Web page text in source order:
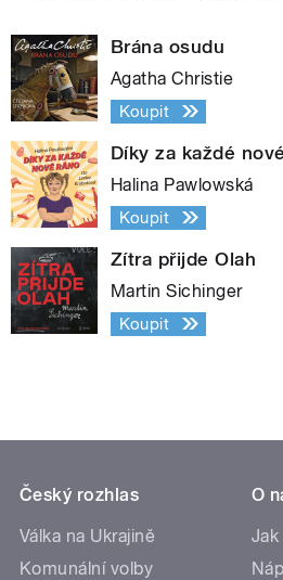
Brána osudu
Agatha Christie
Koupit
Díky za každé
Halina Pawlowská
Koupit
Zítra přijde Olah
Martin Sichinger
Koupit
Český rozhlas
Válka na Ukrajině
Komunální volby
O
Jak